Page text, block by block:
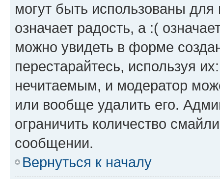
могут быть использованы
означает радость, а :(
можно увидеть в форме
перестарайтесь, используя
нечитаемым, и модератор
или вообще удалить его.
ограничить количество
сообщении.
Вернуться к началу